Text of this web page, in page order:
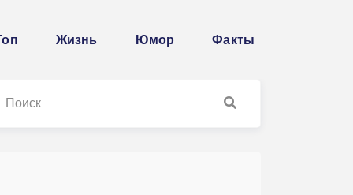
Жизнь Юмор Факты